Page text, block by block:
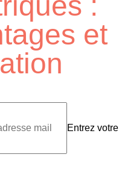
et
Entrez votre